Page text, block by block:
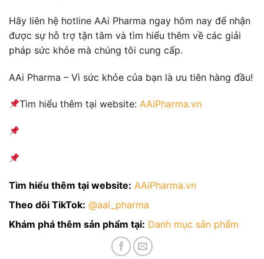
Hãy liên hệ hotline AAi Pharma ngay hôm nay để nhận
được sự hỗ trợ tận tâm và tìm hiểu thêm về các giải
pháp sức khỏe mà chúng tôi cung cấp.
AAi Pharma – Vì sức khỏe của bạn là ưu tiên hàng đầu!
Tìm hiểu thêm tại website: AAiPharma.vn
Tìm hiểu thêm tại website: AAiPharma.vn
Theo dõi TikTok: @aai_pharma
Khám phá thêm sản phẩm tại: Danh mục sản phẩm